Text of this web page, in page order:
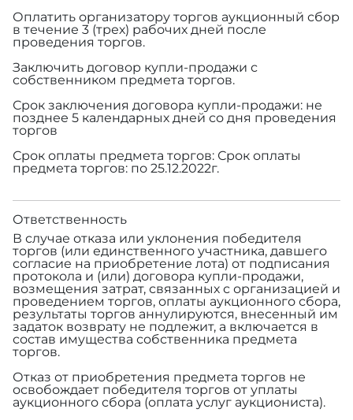
Оплатить организатору торгов аукционный сбор
в течение 3 (трех) рабочих дней после
проведения торгов.
Заключить договор купли-продажи с
собственником предмета торгов.
Срок заключения договора купли-продажи: не
позднее 5 календарных дней со дня проведения
торгов
Срок оплаты предмета торгов: Срок оплаты
предмета торгов: по 25.12.2022г.
Ответственность
В случае отказа или уклонения победителя
торгов (или единственного участника, давшего
согласие на приобретение лота) от подписания
протокола и (или) договора купли-продажи,
возмещения затрат, связанных с организацией и
проведением торгов, оплаты аукционного сбора,
результаты торгов аннулируются, внесенный им
задаток возврату не подлежит, а включается в
состав имущества собственника предмета
торгов.
Отказ от приобретения предмета торгов не
освобождает победителя торгов от уплаты
аукционного сбора (оплата услуг аукциониста).